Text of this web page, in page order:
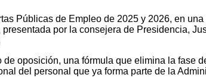
Públicas de Empleo de 2025 y 2026, en
por la consejera de Presidencia,
oposición, una fórmula que elimina la fase
del personal que ya forma parte de la